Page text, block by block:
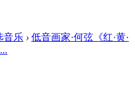
音乐 › 低音画家·何弦《红·黄·